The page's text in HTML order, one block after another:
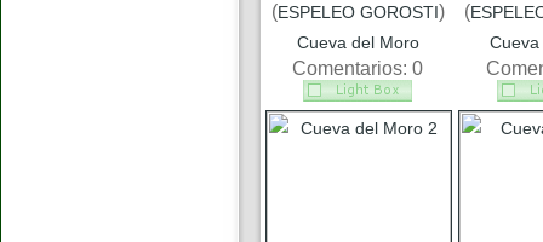
(ESPELEO GOROSTI)
Cueva del Moro
Comentarios: 0
(